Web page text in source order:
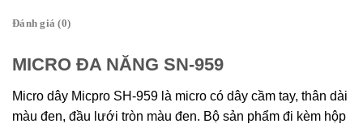
Đánh giá (0)
MICRO ĐA NĂNG SN-959
Micro dây Micpro SH-959 là micro có dây cầm tay, thân dài
màu đen, đầu lưới tròn màu đen. Bộ sản phẩm đi kèm hộp